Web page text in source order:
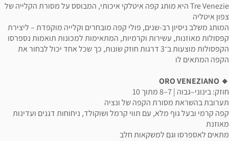
Tre Venezie היא מותג קפה איטלקי איכותי, המבוסס על מסורת הקלייה של
צפון איטליה
המותג משלב ניסיון רב-שנים, פולי קפה מובחרים וקלייה מוקפדת – ליצירת
קפסולות מאוזנות, עשירות וקרמיות, המתאימות למכונות תואמות נספרסו
הקפסולות מוצעות ב־3 דרגות חוזק שונות, כך שכל אחד יכול לבחור את
הקפה המתאים לו
🔸 ORO VENEZIANO
חוזק: בינוני–גבוה | 7–8 מתוך 10
תערובת בהשראת מסורת הקפה של ונציה
קפה קרמי ובעל גוף מלא, עם תווי קרמל ושוקולד, ניחוחות דגנים ועדינות
מאוזנת
מתאים לאספרסו וגם למשקאות חלב